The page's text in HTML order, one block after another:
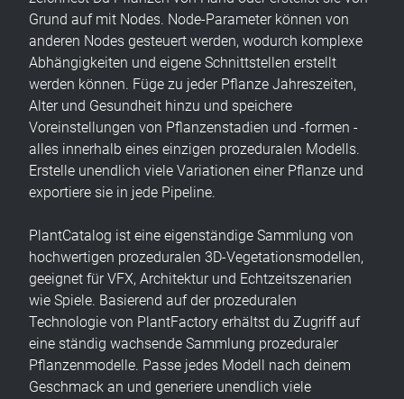
Grund auf mit Nodes. Node-Parameter können von
anderen Nodes gesteuert werden, wodurch komplexe
Abhängigkeiten und eigene Schnittstellen erstellt
werden können. Füge zu jeder Pflanze Jahreszeiten,
Alter und Gesundheit hinzu und speichere
Voreinstellungen von Pflanzenstadien und -formen -
alles innerhalb eines einzigen prozeduralen Modells.
Erstelle unendlich viele Variationen einer Pflanze und
exportiere sie in jede Pipeline.
PlantCatalog ist eine eigenständige Sammlung von
hochwertigen prozeduralen 3D-Vegetationsmodellen,
geeignet für VFX, Architektur und Echtzeitszenarien
wie Spiele. Basierend auf der prozeduralen
Technologie von PlantFactory erhältst du Zugriff auf
eine ständig wachsende Sammlung prozeduraler
Pflanzenmodelle. Passe jedes Modell nach deinem
Geschmack an und generiere unendlich viele